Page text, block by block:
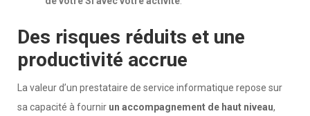
Des risques réduits et une
productivité accrue
La valeur d’un prestataire de service informatique repose sur
sa capacité à fournir un accompagnement de haut niveau,